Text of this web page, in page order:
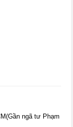
ngã tư Phạm